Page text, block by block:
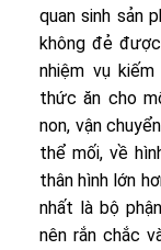
quan sinh sản
không đẻ
nhiệm vụ
thức ăn cho
non, vận
thể mối, về
thân hình lớn
nhất là bộ
nên rắn chắc